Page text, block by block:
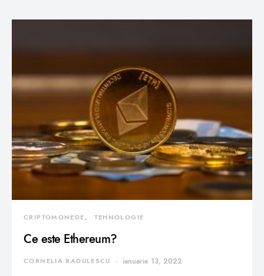
CRIPTOMONEDE TEHNOLOGIE
Ce este Ethereum?
CORNELIA RADULESCU ianuarie 13, 2022